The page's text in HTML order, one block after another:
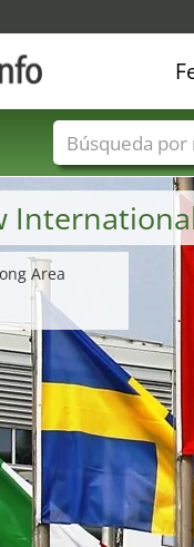
Area
Nombres de